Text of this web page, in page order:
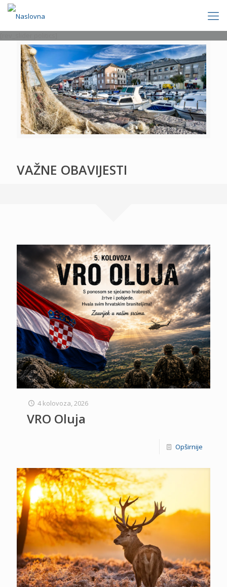
VAŽNE OBAVIJESTI
4 kolovoza, 2026
VRO Oluja
Opširnije